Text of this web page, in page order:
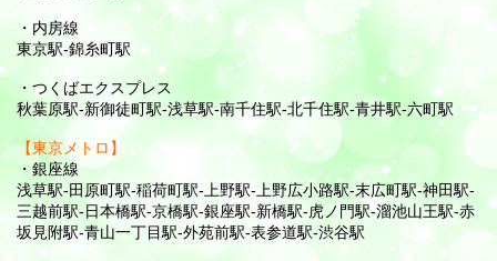
・内房線
東京駅-錦糸町駅
・つくばエクスプレス
秋葉原駅-新御徒町駅-浅草駅-南千住駅-北千住駅-青井駅-六町駅
【東京メトロ】
・銀座線
浅草駅-田原町駅-稲荷町駅-上野駅-上野広小路駅-末広町駅-神田駅-
三越前駅-日本橋駅-京橋駅-銀座駅-新橋駅-虎ノ門駅-溜池山王駅-赤
坂見附駅-青山一丁目駅-外苑前駅-表参道駅-渋谷駅